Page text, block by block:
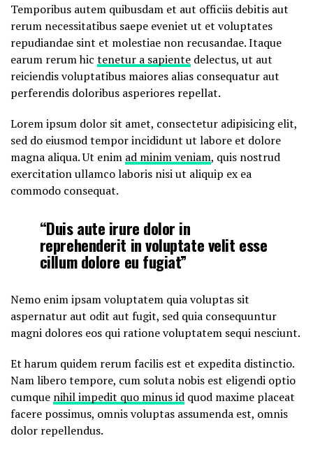
Temporibus autem quibusdam et aut officiis debitis aut
rerum necessitatibus saepe eveniet ut et voluptates
repudiandae sint et molestiae non recusandae. Itaque
earum rerum hic tenetur a sapiente delectus, ut aut
reiciendis voluptatibus maiores alias consequatur aut
perferendis doloribus asperiores repellat.
Lorem ipsum dolor sit amet, consectetur adipisicing elit,
sed do eiusmod tempor incididunt ut labore et dolore
magna aliqua. Ut enim ad minim veniam, quis nostrud
exercitation ullamco laboris nisi ut aliquip ex ea
commodo consequat.
“Duis aute irure dolor in
reprehenderit in voluptate velit esse
cillum dolore eu fugiat”
Nemo enim ipsam voluptatem quia voluptas sit
aspernatur aut odit aut fugit, sed quia consequuntur
magni dolores eos qui ratione voluptatem sequi nesciunt.
Et harum quidem rerum facilis est et expedita distinctio.
Nam libero tempore, cum soluta nobis est eligendi optio
cumque nihil impedit quo minus id quod maxime placeat
facere possimus, omnis voluptas assumenda est, omnis
dolor repellendus.